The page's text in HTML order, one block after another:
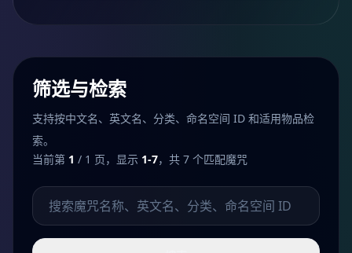
筛选与检索
支持按中文名、英文名、分类、命名空间 ID 和适用物品检
索。
当前第 1 / 1 页，显示 1-7，共 7 个匹配魔咒
搜索魔咒